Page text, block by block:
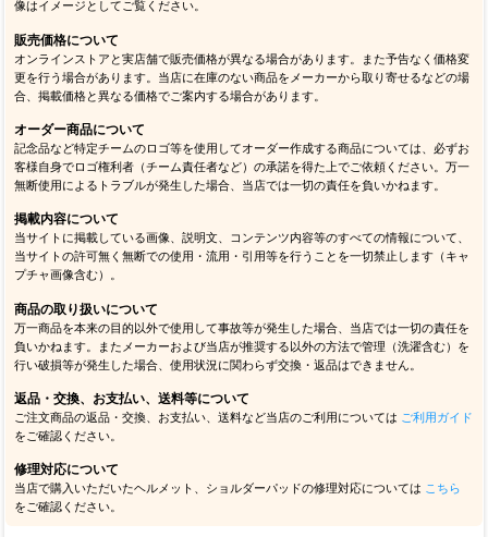
像はイメージとしてご覧ください。
販売価格について
オンラインストアと実店舗で販売価格が異なる場合があります。また予告なく価格変
更を行う場合があります。当店に在庫のない商品をメーカーから取り寄せるなどの場
合、掲載価格と異なる価格でご案内する場合があります。
オーダー商品について
記念品など特定チームのロゴ等を使用してオーダー作成する商品については、必ずお
客様自身でロゴ権利者（チーム責任者など）の承諾を得た上でご依頼ください。万一
無断使用によるトラブルが発生した場合、当店では一切の責任を負いかねます。
掲載内容について
当サイトに掲載している画像、説明文、コンテンツ内容等のすべての情報について、
当サイトの許可無く無断での使用・流用・引用等を行うことを一切禁止します（キャ
プチャ画像含む）。
商品の取り扱いについて
万一商品を本来の目的以外で使用して事故等が発生した場合、当店では一切の責任を
負いかねます。またメーカーおよび当店が推奨する以外の方法で管理（洗濯含む）を
行い破損等が発生した場合、使用状況に関わらず交換・返品はできません。
返品・交換、お支払い、送料等について
ご注文商品の返品・交換、お支払い、送料など当店のご利用については ご利用ガイド
をご確認ください。
修理対応について
当店で購入いただいたヘルメット、ショルダーパッドの修理対応については こちら
をご確認ください。